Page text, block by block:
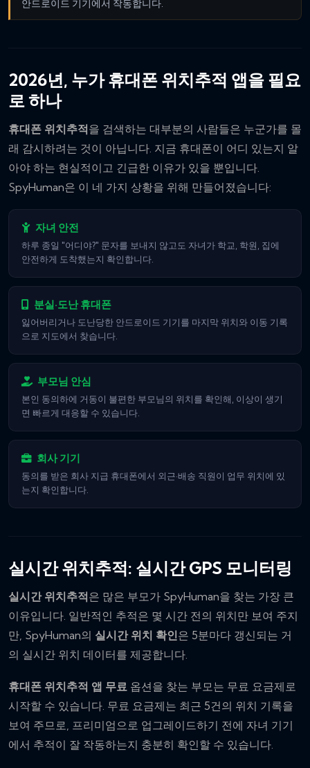
안드로이드 기기에서 작동합니다.
2026년, 누가 휴대폰 위치추적 앱을 필요
로 하나
휴대폰 위치추적을 검색하는 대부분의 사람들은 누군가를 몰
래 감시하려는 것이 아닙니다. 지금 휴대폰이 어디 있는지 알
아야 하는 현실적이고 긴급한 이유가 있을 뿐입니다.
SpyHuman은 이 네 가지 상황을 위해 만들어졌습니다:
자녀 안전
하루 종일 "어디야?" 문자를 보내지 않고도 자녀가 학교, 학원, 집에
안전하게 도착했는지 확인합니다.
분실·도난 휴대폰
잃어버리거나 도난당한 안드로이드 기기를 마지막 위치와 이동 기록
으로 지도에서 찾습니다.
부모님 안심
본인 동의하에 거동이 불편한 부모님의 위치를 확인해, 이상이 생기
면 빠르게 대응할 수 있습니다.
회사 기기
동의를 받은 회사 지급 휴대폰에서 외근·배송 직원이 업무 위치에 있
는지 확인합니다.
실시간 위치추적: 실시간 GPS 모니터링
실시간 위치추적은 많은 부모가 SpyHuman을 찾는 가장 큰
이유입니다. 일반적인 추적은 몇 시간 전의 위치만 보여 주지
만, SpyHuman의 실시간 위치 확인은 5분마다 갱신되는 거
의 실시간 위치 데이터를 제공합니다.
휴대폰 위치추적 앱 무료 옵션을 찾는 부모는 무료 요금제로
시작할 수 있습니다. 무료 요금제는 최근 5건의 위치 기록을
보여 주므로, 프리미엄으로 업그레이드하기 전에 자녀 기기
에서 추적이 잘 작동하는지 충분히 확인할 수 있습니다.